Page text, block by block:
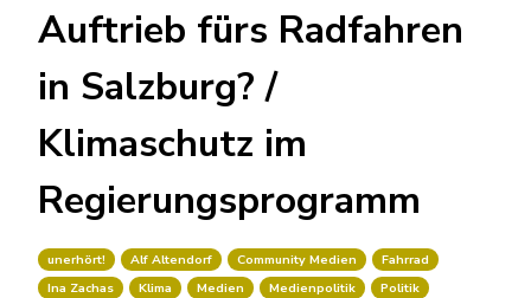
Auftrieb fürs Radfahren
in Salzburg? /
Klimaschutz im
Regierungsprogramm
unerhört! Alf Altendorf Community Medien
Fahrrad
Ina Zachas
Klima Medien Medienpolitik
Politik